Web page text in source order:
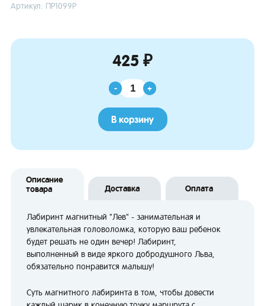
Артикул: ПР1099Р
425 ₽
- +
В корзину
Описание
товара
Доставка Оплата
Лабиринт магнитный "Лев" - занимательная и
увлекательная головоломка, которую ваш ребенок
будет решать не один вечер! Лабиринт,
выполненный в виде яркого добродушного Льва,
обязательно понравится малышу!
Суть магнитного лабиринта в том, чтобы довести